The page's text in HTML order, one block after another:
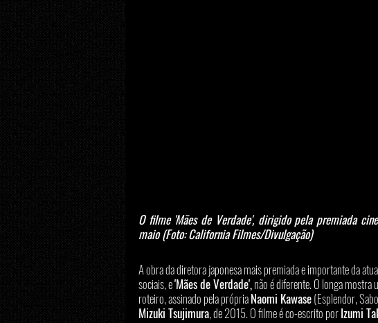
O filme 'Mães de Verdade', dirigido pela premiada
maio (Foto: California Filmes/Divulgação)
A obra da diretora japonesa mais premiada e importante da
sociais, e 'Mães de Verdade', não é diferente. O longa mostra
roteiro, assinado pela própria Naomi Kawase (Esplendor,
Mizuki Tsujimura, de 2015. O filme é co-escrito por Izumi